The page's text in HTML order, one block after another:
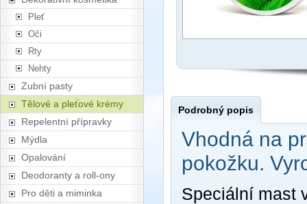
Pleť
Oči
Rty
Nehty
Zubní pasty
Tělové a pleťové krémy
Repelentní přípravky
Mýdla
Opalování
Deodoranty a roll-ony
Pro děti a miminka
Podrobný popis
Vhodná na
pokožku.
Speciální mast